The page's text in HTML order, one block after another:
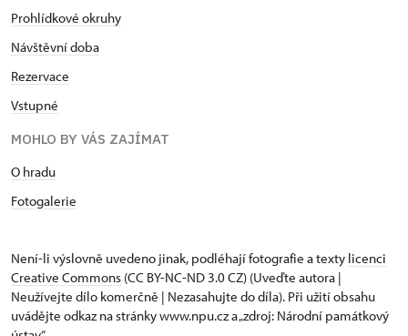
Prohlídkové okruhy
Návštěvní doba
Rezervace
Vstupné
MOHLO BY VÁS ZAJÍMAT
O hradu
Fotogalerie
Není-li výslovně uvedeno jinak, podléhají fotografie a texty licenci
Creative Commons (CC BY-NC-ND 3.0 CZ) (Uveďte autora |
Neužívejte dílo komerčně | Nezasahujte do díla). Při užití obsahu
uvádějte odkaz na stránky www.npu.cz a „zdroj: Národní památkový